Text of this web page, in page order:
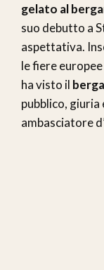
gelato al
suo debutto a
aspettativa.
le fiere
ha visto il
pubblico,
ambasciatore